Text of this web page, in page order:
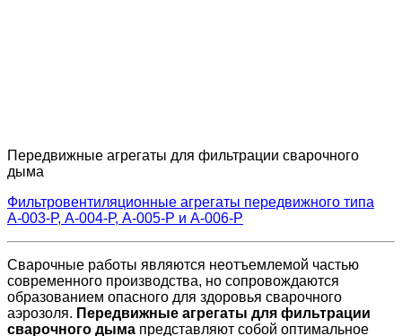
Передвижные агрегаты для фильтрации сварочного
дыма
Фильтровентиляционные агрегаты передвижного типа
А-003-Р, А-004-Р, А-005-P и А-006-Р
Сварочные работы являются неотъемлемой частью
современного производства, но сопровождаются
образованием опасного для здоровья сварочного
аэрозоля. Передвижные агрегаты для фильтрации
сварочного дыма представляют собой оптимальное